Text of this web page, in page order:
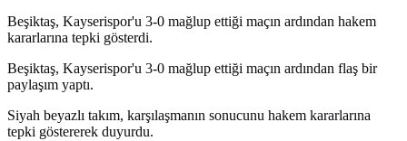
Beşiktaş, Kayserispor'u 3-0 mağlup ettiği maçın ardından hakem
kararlarına tepki gösterdi.
Beşiktaş, Kayserispor'u 3-0 mağlup ettiği maçın ardından flaş bir
paylaşım yaptı.
Siyah beyazlı takım, karşılaşmanın sonucunu hakem kararlarına
tepki göstererek duyurdu.